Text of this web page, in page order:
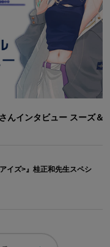
んインタビュー スーズ＆
イズ>』桂正和先生スペシ